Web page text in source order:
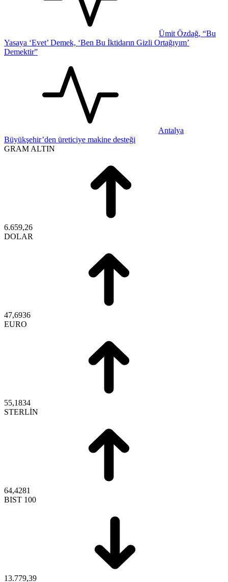
Ümit Özdağ, “Bu
Yasaya ‘Evet’ Demek, ‘Ben Bu İktidarın Gizli Ortağıyım’
Demektir”
Antalya
Büyükşehir’den üreticiye makine desteği
GRAM ALTIN
6.659,26
DOLAR
47,6936
EURO
55,1834
STERLİN
64,4281
BIST 100
13.779,39